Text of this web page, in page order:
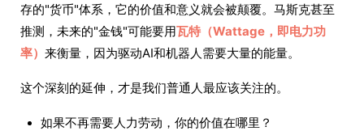
存的"货币"体系，它的价值和意义就会被颠覆。马斯克甚至
推测，未来的"金钱"可能要用瓦特（Wattage，即电力功
率） 来衡量，因为驱动AI和机器人需要大量的能量。
这个深刻的延伸，才是我们普通人最应该关注的。
如果不再需要人力劳动，你的价值在哪里？